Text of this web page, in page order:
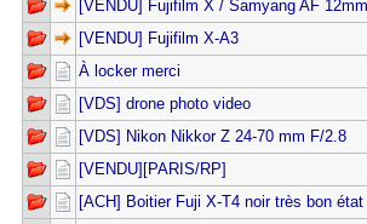
[VENDU] Fujifilm X / Samyang AF
[VENDU] Fujifilm X-A3
À locker merci
[VDS] drone photo video
[VDS] Nikon Nikkor Z 24-70 mm F/2.8
[VENDU][PARIS/RP]
[ACH] Boitier Fuji X-T4 noir très bon état